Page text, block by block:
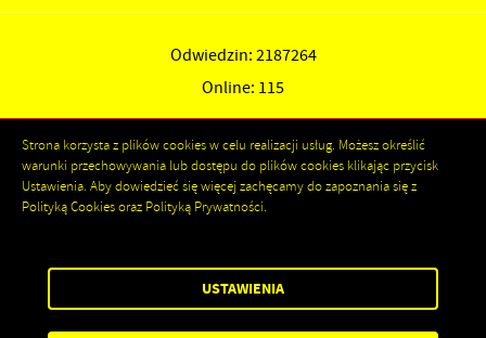
Odwiedzin: 2187264
Online: 115
Copyright by kozienice.pl
Powered by2ClickPortal®- Portale nowej generacji
Strona korzysta z plików cookies w celu realizacji usług. Możesz określić
warunki przechowywania lub dostępu do plików cookies klikając przycisk
Ustawienia. Aby dowiedzieć się więcej zachęcamy do zapoznania się z
Polityką Cookies oraz Polityką Prywatności.
USTAWIENIA
ZEZWÓL NA WSZYSTKIE